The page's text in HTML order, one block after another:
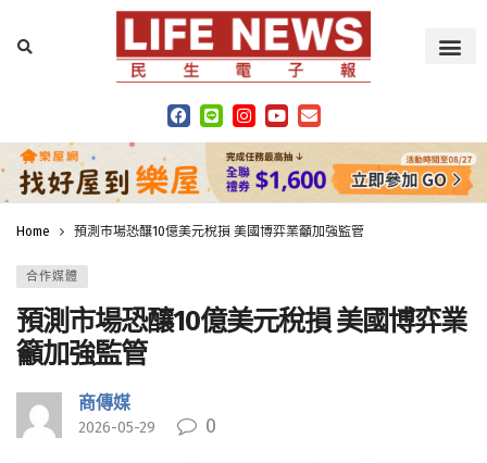
Home 預測市場恐釀10億美元稅損 美國博弈業籲加強監管
合作媒體
預測市場恐釀10億美元稅損 美國博弈業
籲加強監管
商傳媒
2026-05-29 0